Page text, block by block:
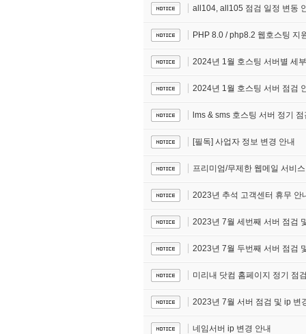
all104, all105 점검 일정 변동
PHP 8.0 / php8.2 웹호스팅 지
2024년 1월 호스팅 서버별 세
2024년 1월 호스팅 서버 점검
lms & sms 호스팅 서버 정기
[필독] 사업자 정보 변경 안내
프리미엄/무제한 웹메일 서비
2023년 추석 고객센터 휴무 안
2023년 7월 세번째 서버 점검
2023년 7월 두번째 서버 점검
미리내 닷컴 홈페이지 정기 점
2023년 7월 서버 점검 및 ip 변
네임서버 ip 변경 안내